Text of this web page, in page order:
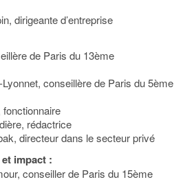
dirigeante d’entreprise
de Paris du 13ème
conseillère de Paris du 5ème
rédactrice
directeur dans le secteur privé
impact :
conseiller de Paris du 15ème